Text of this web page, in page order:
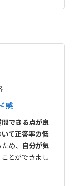
感
できる点が良
て正答率の低
め、 自分が気
とができまし